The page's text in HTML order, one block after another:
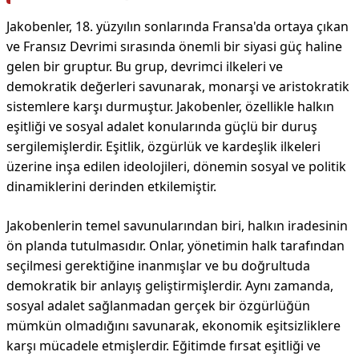
Jakobenler, 18. yüzyılın sonlarında Fransa'da ortaya çıkan
ve Fransız Devrimi sırasında önemli bir siyasi güç haline
gelen bir gruptur. Bu grup, devrimci ilkeleri ve
demokratik değerleri savunarak, monarşi ve aristokratik
sistemlere karşı durmuştur. Jakobenler, özellikle halkın
eşitliği ve sosyal adalet konularında güçlü bir duruş
sergilemişlerdir. Eşitlik, özgürlük ve kardeşlik ilkeleri
üzerine inşa edilen ideolojileri, dönemin sosyal ve politik
dinamiklerini derinden etkilemiştir.
Jakobenlerin temel savunularından biri, halkın iradesinin
ön planda tutulmasıdır. Onlar, yönetimin halk tarafından
seçilmesi gerektiğine inanmışlar ve bu doğrultuda
demokratik bir anlayış geliştirmişlerdir. Aynı zamanda,
sosyal adalet sağlanmadan gerçek bir özgürlüğün
mümkün olmadığını savunarak, ekonomik eşitsizliklere
karşı mücadele etmişlerdir. Eğitimde fırsat eşitliği ve